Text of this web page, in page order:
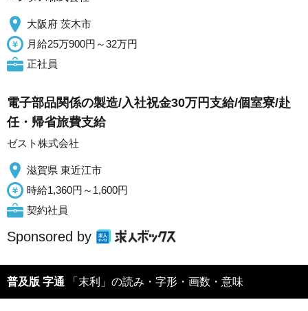
大阪府 茨木市
月給25万900円～32万円
正社員
電子部品関係の製造/入社祝金30万円支給/個室寮/赴
任・帰省旅費支給
ゼスト株式会社
滋賀県 東近江市
時給1,360円～1,600円
契約社員
Sponsored by
普及版 字通 「末利」の読み・字形・画数・意味